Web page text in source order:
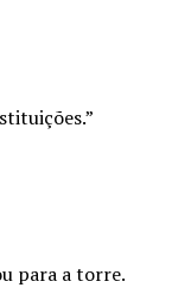
para a torre.